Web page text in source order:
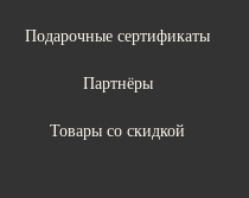
Подарочные сертификаты
Партнёры
Товары со скидкой